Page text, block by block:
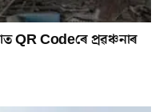
QR Codeৰে প্ৰৱঞ্চনাৰ